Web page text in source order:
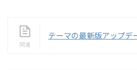
テーマの最新版アップデ